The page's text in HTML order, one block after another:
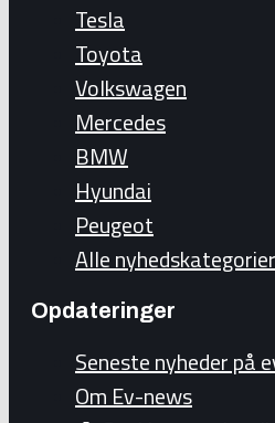
Tesla
Toyota
Volkswagen
Mercedes
BMW
Hyundai
Peugeot
Alle nyhedskategorier
Opdateringer
Seneste nyheder på
Om Ev-news